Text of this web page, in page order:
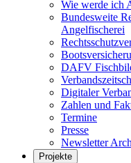
Wie werde ich
Bundesweite
Angelfischerei
DAFV
Digitaler
Zahlen und
Termine
Presse
Newsletter
Projekte